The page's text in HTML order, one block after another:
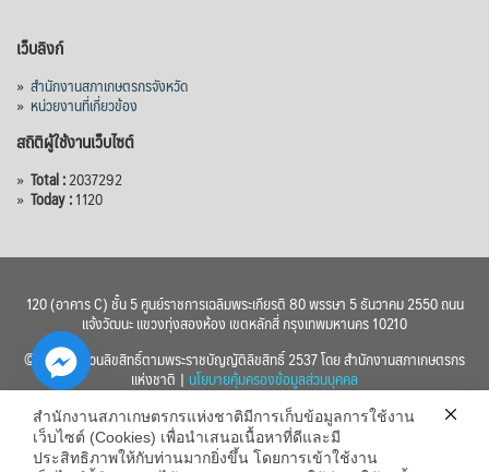
เว็บลิงก์
» สำนักงานสภาเกษตรกรจังหวัด
» หน่วยงานที่เกี่ยวข้อง
สถิติผู้ใช้งานเว็บไซต์
» Total :2037292
» Today :1120
120 (อาคาร C) ชั้น 5 ศูนย์ราชการเฉลิมพระเกียรติ 80 พรรษา 5 ธันวาคม 2550 ถนน
แจ้งวัฒนะ แขวงทุ่งสองห้อง เขตหลักสี่ กรุงเทพมหานคร 10210
© 2560 สงวนลิขสิทธิ์ตามพระราชบัญญัติลิขสิทธิ์ 2537 โดย สำนักงานสภาเกษตรกร
แห่งชาติ | นโยบายคุ้มครองข้อมูลส่วนบุคคล
สำนักงานสภาเกษตรกรแห่งชาติมีการเก็บข้อมูลการใช้งาน
เว็บไซต์ (Cookies) เพื่อนำเสนอเนื้อหาที่ดีและมี
ประสิทธิภาพให้กับท่านมากยิ่งขึ้น โดยการเข้าใช้งาน